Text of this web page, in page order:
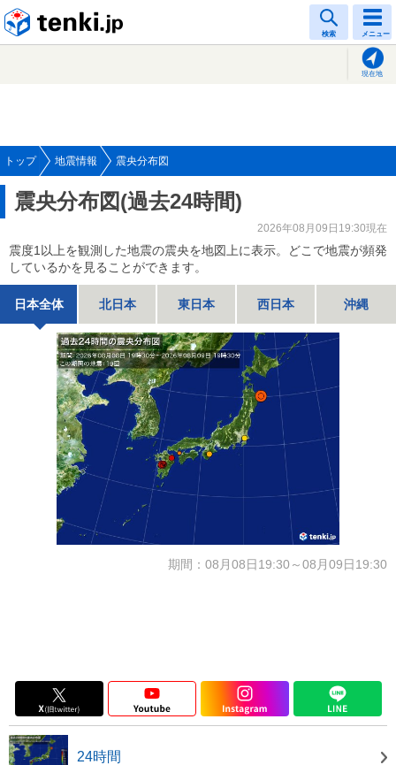
検索 メニュー
現在地
トップ 地震情報 震央分布図
震央分布図(過去24時間)
2026年08月09日19:30現在
震度1以上を観測した地震の震央を地図上に表示。どこで地震が頻発
しているかを見ることができます。
日本全体 北日本 東日本 西日本 沖縄
期間：08月08日19:30～08月09日19:30
24時間